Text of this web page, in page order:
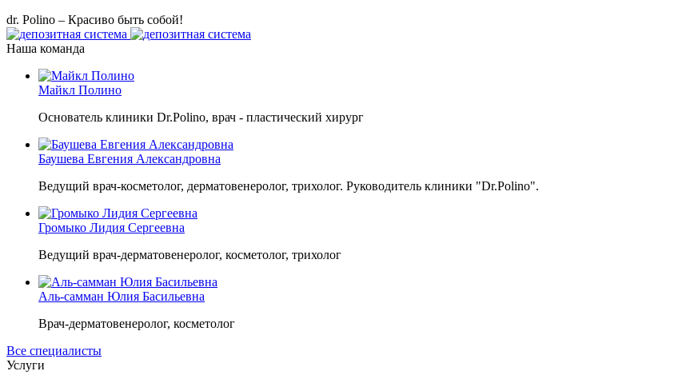
dr. Polino – Красиво быть собой!
Наша команда
Майкл Полино
Основатель клиники Dr.Polino, врач - пластический хирург
Баушева Евгения Александровна
Ведущий врач-косметолог, дерматовенеролог, трихолог. Руководитель клиники "Dr.Polino".
Громыко Лидия Сергеевна
Ведущий врач-дерматовенеролог, косметолог, трихолог
Аль-самман Юлия Басильевна
Врач-дерматовенеролог, косметолог
Все специалисты
Услуги